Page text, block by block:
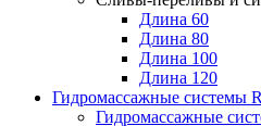
Длина 60
Длина 80
Длина 100
Длина 120
Гидромассажные системы
Гидромассажные